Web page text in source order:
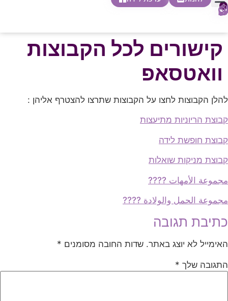
0
קישורים לכל הקבוצות
וואטסאפ
הקבוצות לחצו על הקבוצות שתרצו להצטרף אליהן :
הריוניות מתיעצות
חופשת לידה
מניקות שואלות
الأمهات ????
الحمل والولادة ????
תגובה
לא יוצג באתר. שדות החובה מסומנים *
שלך *